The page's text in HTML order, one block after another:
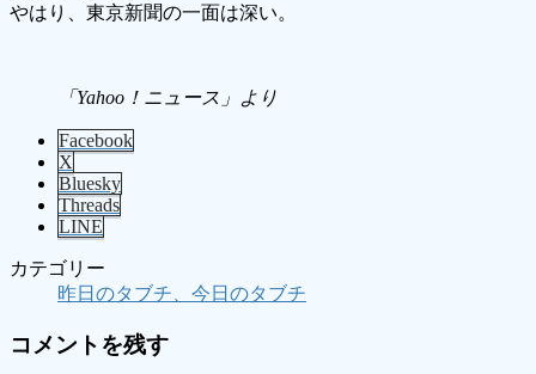
やはり、東京新聞の一面は深い。
「Yahoo！ニュース」より
Facebook
X
Bluesky
Threads
LINE
カテゴリー
昨日のタブチ、今日のタブチ
コメントを残す